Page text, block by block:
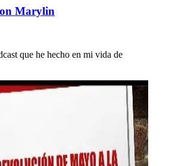
Marylin
que he hecho en mi vida de